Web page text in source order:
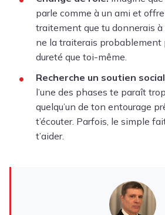
parle comme à un ami et
traitement que tu donnerais
ne la traiterais probablement
dureté que toi-même.
Recherche un soutien social
l’une des phases te paraît
quelqu’un de ton entourage
t’écouter. Parfois, le simple
t’aider.